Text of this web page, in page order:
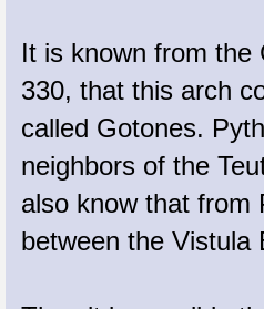
It is known from the
330, that this arch
called Gotones.
neighbors of the
also know that from
between the Vistula